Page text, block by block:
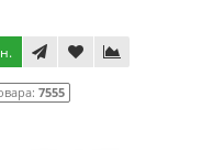
7555